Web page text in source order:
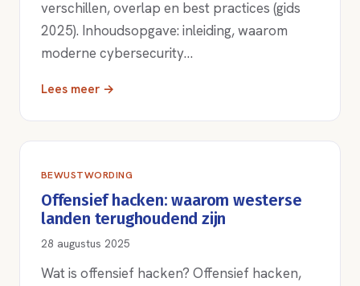
verschillen, overlap en best practices (gids
2025). Inhoudsopgave: inleiding, waarom
moderne cybersecurity…
Lees meer →
BEWUSTWORDING
Offensief hacken: waarom westerse
landen terughoudend zijn
28 augustus 2025
Wat is offensief hacken? Offensief hacken,